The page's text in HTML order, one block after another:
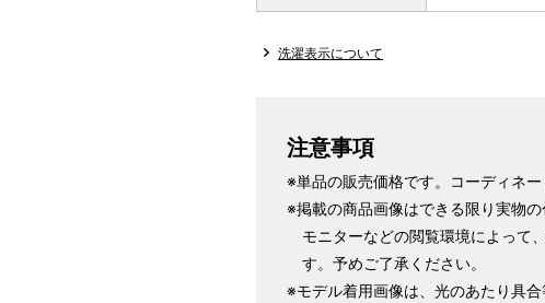
洗濯表示について
注意事項
※単品の販売価格です。コーディネー
※掲載の商品画像はできる限り実物
モニターなどの閲覧環境によって
す。予めご了承ください。
※モデル着用画像は、光のあたり具